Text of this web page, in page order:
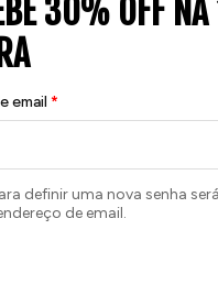
email *
definir uma nova senha
de email.